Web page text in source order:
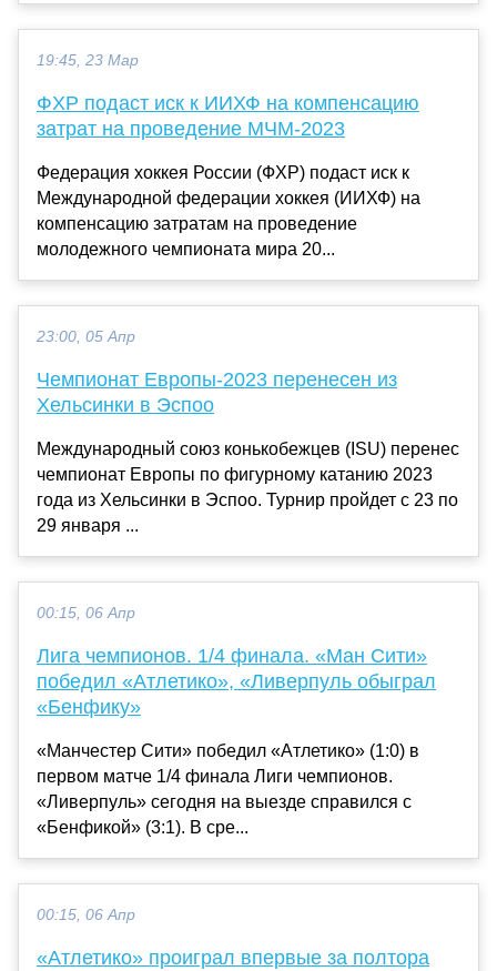
19:45, 23 Мар
ФХР подаст иск к ИИХФ на компенсацию
затрат на проведение МЧМ-2023
Федерация хоккея России (ФХР) подаст иск к
Международной федерации хоккея (ИИХФ) на
компенсацию затратам на проведение
молодежного чемпионата мира 20...
23:00, 05 Апр
Чемпионат Европы-2023 перенесен из
Хельсинки в Эспоо
Международный союз конькобежцев (ISU) перенес
чемпионат Европы по фигурному катанию 2023
года из Хельсинки в Эспоо. Турнир пройдет с 23 по
29 января ...
00:15, 06 Апр
Лига чемпионов. 1/4 финала. «Ман Сити»
победил «Атлетико», «Ливерпуль обыграл
«Бенфику»
«Манчестер Сити» победил «Атлетико» (1:0) в
первом матче 1/4 финала Лиги чемпионов.
«Ливерпуль» сегодня на выезде справился с
«Бенфикой» (3:1). В сре...
00:15, 06 Апр
«Атлетико» проиграл впервые за полтора